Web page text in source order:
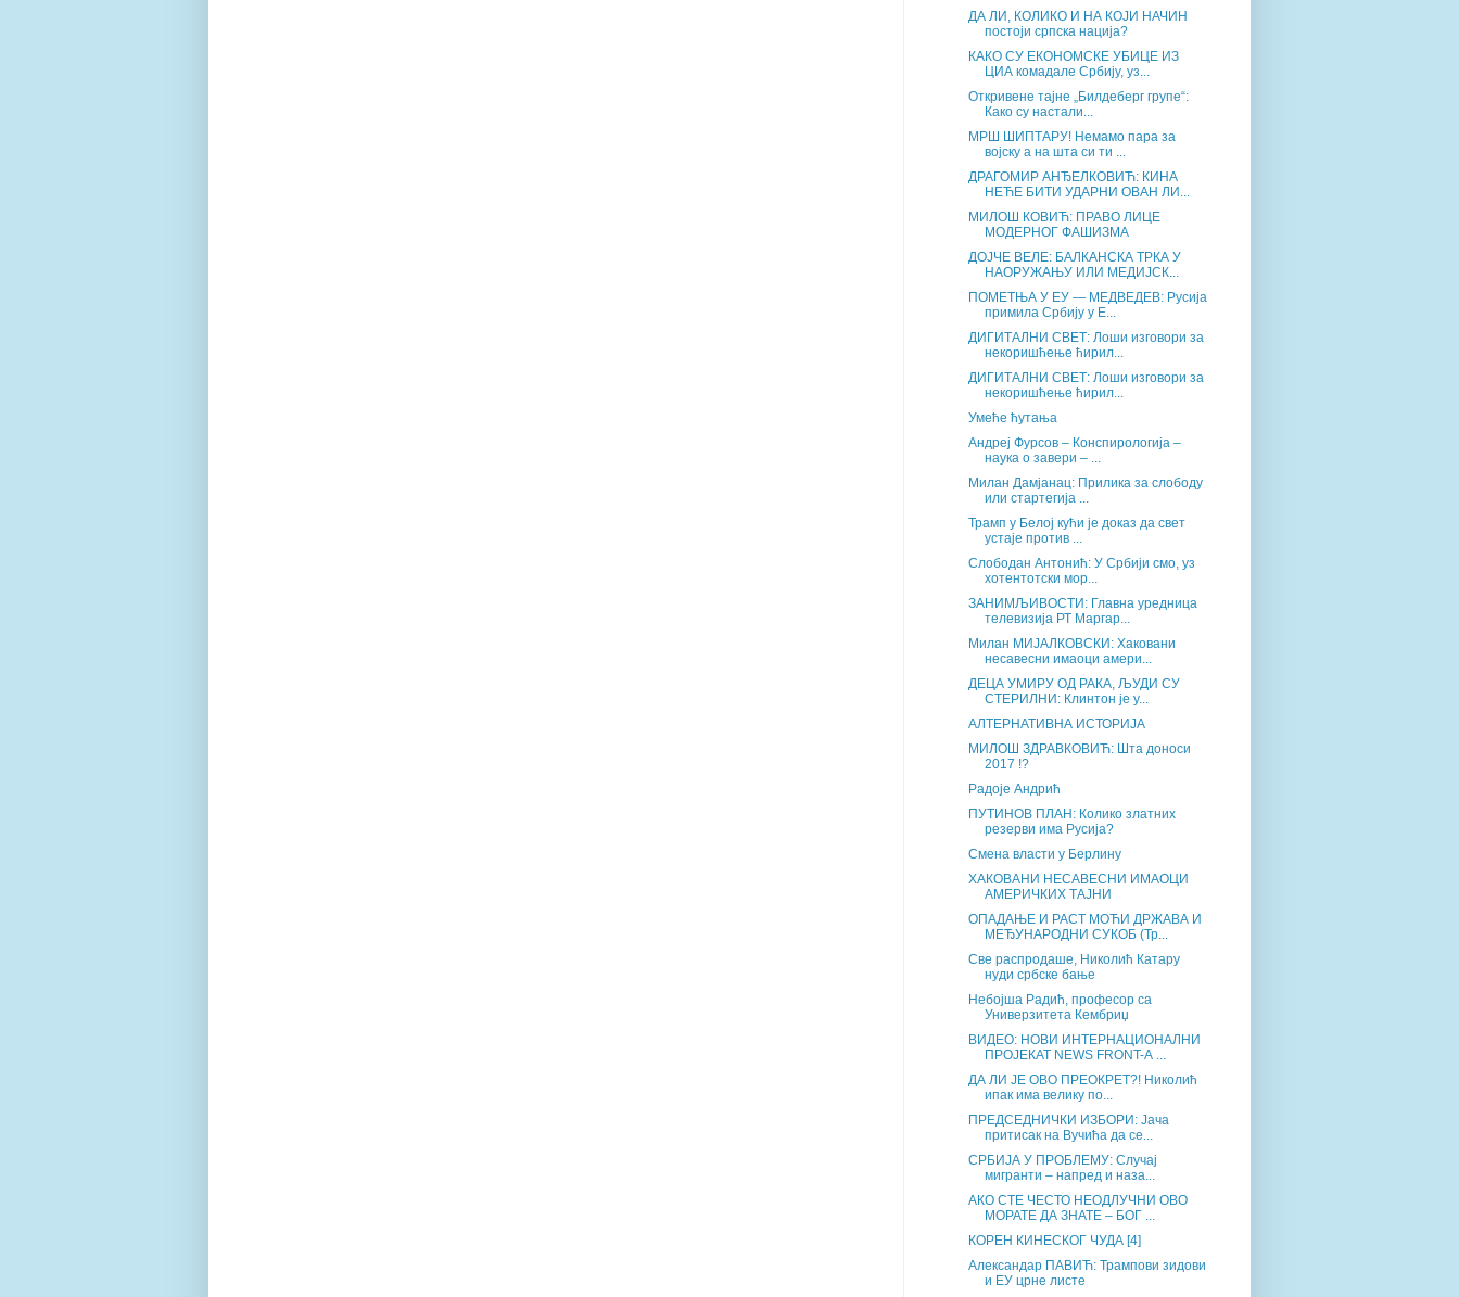
ДА ЛИ, КОЛИКО И НА КОЈИ НАЧИН
постоји српска нација?
КАКО СУ ЕКОНОМСКЕ УБИЦЕ ИЗ
ЦИА комадале Србију, уз...
Откривене тајне „Билдеберг групе“:
Како су настали...
МРШ ШИПТАРУ! Немамо пара за
војску а на шта си ти ...
ДРАГОМИР АНЂЕЛКОВИЋ: КИНА
НЕЋЕ БИТИ УДАРНИ ОВАН ЛИ...
МИЛОШ КОВИЋ: ПРАВО ЛИЦЕ
МОДЕРНОГ ФАШИЗМА
ДОЈЧЕ ВЕЛЕ: БАЛКАНСКА ТРКА У
НАОРУЖАЊУ ИЛИ МЕДИЈСК...
ПОМЕТЊА У ЕУ — МЕДВЕДЕВ: Русија
примила Србију у Е...
ДИГИТАЛНИ СВЕТ: Лоши изговори за
некоришћење ћирил...
ДИГИТАЛНИ СВЕТ: Лоши изговори за
некоришћење ћирил...
Умеће ћутања
Андреј Фурсов – Конспирологија –
наука о завери – ...
Милан Дамјанац: Прилика за слободу
или стартегија ...
Трамп у Белој кући је доказ да свет
устаје против ...
Слободан Антонић: У Србији смо, уз
хотентотски мор...
ЗАНИМЉИВОСТИ: Главна уредница
телевизија РТ Маргар...
Милан МИЈАЛКОВСКИ: Хаковани
несавесни имаоци амери...
ДЕЦА УМИРУ ОД РАКА, ЉУДИ СУ
СТЕРИЛНИ: Клинтон је у...
АЛТЕРНАТИВНА ИСТОРИЈА
МИЛОШ ЗДРАВКОВИЋ: Шта доноси
2017 !?
Радоје Андрић
ПУТИНОВ ПЛАН: Колико златних
резерви има Русија?
Смена власти у Берлину
ХАКОВАНИ НЕСАВЕСНИ ИМАОЦИ
АМЕРИЧКИХ ТАЈНИ
ОПАДАЊЕ И РАСТ МОЋИ ДРЖАВА И
МЕЂУНАРОДНИ СУКОБ (Тр...
Све распродаше, Николић Катару
нуди србске бање
Небојша Радић, професор са
Универзитета Кембриџ
ВИДЕО: НОВИ ИНТЕРНАЦИОНАЛНИ
ПРОЈЕКАТ NEWS FRONT-А ...
ДА ЛИ ЈЕ ОВО ПРЕОКРЕТ?! Николић
ипак има велику по...
ПРЕДСЕДНИЧКИ ИЗБОРИ: Јача
притисак на Вучића да се...
СРБИЈА У ПРОБЛЕМУ: Случај
мигранти – напред и наза...
АКО СТЕ ЧЕСТО НЕОДЛУЧНИ ОВО
МОРАТЕ ДА ЗНАТЕ – БОГ ...
КОРЕН КИНЕСКОГ ЧУДА [4]
Александар ПАВИЋ: Трампови зидови
и ЕУ црне листе